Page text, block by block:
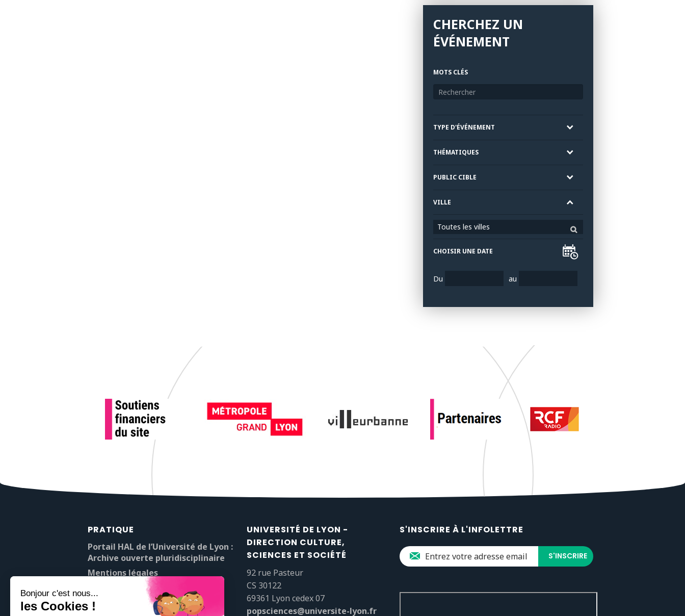
CHERCHEZ UN
ÉVÉNEMENT
MOTS CLÉS
TYPE D'ÉVÉNEMENT
THÉMATIQUES
PUBLIC CIBLE
VILLE
Toutes les villes
CHOISIR UNE DATE
Du au
PRATIQUE
Portail HAL de l’Université de Lyon :
Archive ouverte pluridisciplinaire
Mentions légales
À propos de Pop’Sciences
Contact
UNIVERSITÉ DE LYON -
DIRECTION CULTURE,
SCIENCES ET SOCIÉTÉ
92 rue Pasteur
CS 30122
69361 Lyon cedex 07
popsciences@universite-lyon.fr
S'INSCRIRE À L'INFOLETTRE